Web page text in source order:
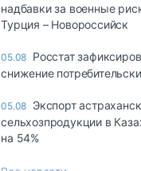
надбавки за военные
Турция – Новороссийск
05.08 Росстат
снижение
05.08 Экспорт
сельхозпродукции в
на 54%